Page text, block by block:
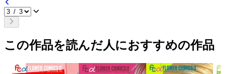
この作品を読んだ人におすすめの作品